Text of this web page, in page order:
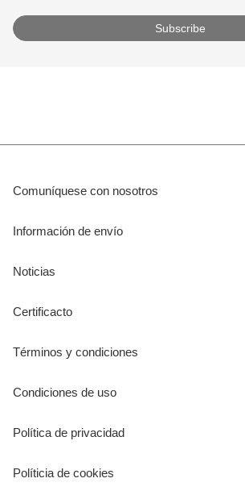
Comuníquese con nosotros
Información de envío
Noticias
Certificacto
Términos y condiciones
Condiciones de uso
Política de privacidad
Políticia de cookies